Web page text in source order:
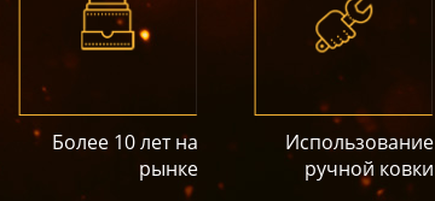
Более 10 лет на
рынке
Использование
ручной ковки